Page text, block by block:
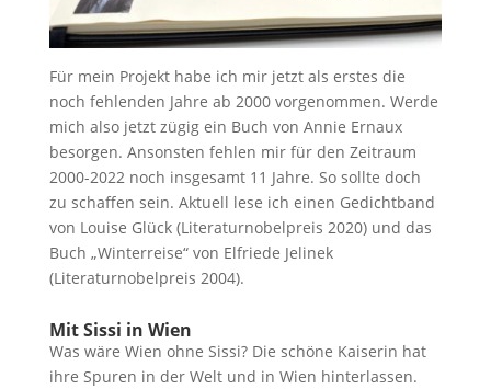
Für mein Projekt habe ich mir jetzt als erstes die
noch fehlenden Jahre ab 2000 vorgenommen. Werde
mich also jetzt zügig ein Buch von Annie Ernaux
besorgen. Ansonsten fehlen mir für den Zeitraum
2000-2022 noch insgesamt 11 Jahre. So sollte doch
zu schaffen sein. Aktuell lese ich einen Gedichtband
von Louise Glück (Literaturnobelpreis 2020) und das
Buch „Winterreise“ von Elfriede Jelinek
(Literaturnobelpreis 2004).
Mit Sissi in Wien
Was wäre Wien ohne Sissi? Die schöne Kaiserin hat
ihre Spuren in der Welt und in Wien hinterlassen.